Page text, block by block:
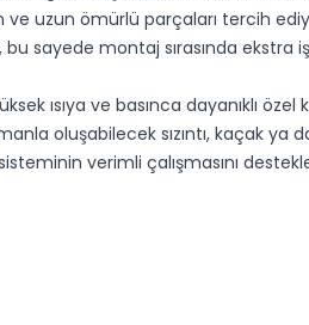
uzun ömürlü parçaları tercih
sayede montaj sırasında
ısıya ve basınca dayanıklı
oluşabilecek sızıntı, kaçak ya
verimli çalışmasını